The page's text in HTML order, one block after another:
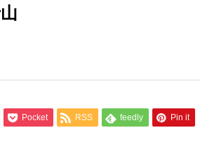
Pocket RSS feedly Pin it